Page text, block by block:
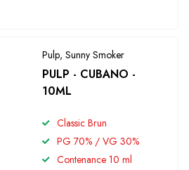
Pulp, Sunny Smoker
PULP - CUBANO -
10ML
Classic Brun
PG 70% / VG 30%
Contenance 10 ml